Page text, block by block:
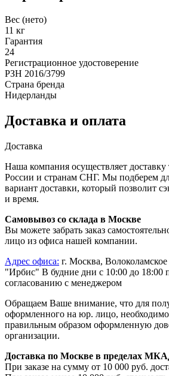
Вес (нето)
11 кг
Гарантия
24
Регистрационное удостоверение
РЗН 2016/3799
Страна бренда
Нидерланды
Доставка и оплата
Доставка
Наша компания осуществляет доставку
России и странам СНГ. Мы подберем
вариант доставки, который позволит
и время.
Самовывоз со склада в Москве
Вы можете забрать заказ
лицо из офиса нашей компании.
Адрес офиса: г. Москва,
"Ирбис" В будние дни с 10:00 до 18:00
согласованию с менеджером
Обращаем Ваше внимание, что для
оформленного на юр. лицо, необходимо
правильным образом оформленную
организации.
Доставка по Москве в пределах
При заказе на сумму от 10 000 руб.